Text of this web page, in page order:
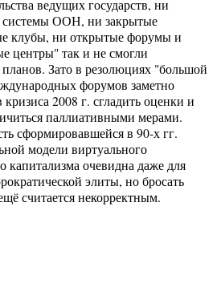
ведущих государств, ни
системы ООН, ни закрытые
клубы, ни открытые форумы и
центры" так и не смогли
Зато в резолюциях "большой
форумов заметно
2008 г. сгладить оценки и
паллиативными мерами.
сформировавшейся в 90-х гг.
модели виртуального
капитализма очевидна даже для
элиты, но бросать
считается некорректным.